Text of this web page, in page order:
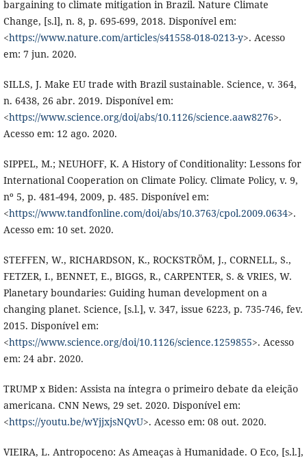
bargaining to climate mitigation in Brazil. Nature Climate
Change, [s.l], n. 8, p. 695-699, 2018. Disponível em:
<https://www.nature.com/articles/s41558-018-0213-y>. Acesso
em: 7 jun. 2020.
SILLS, J. Make EU trade with Brazil sustainable. Science, v. 364,
n. 6438, 26 abr. 2019. Disponível em:
<https://www.science.org/doi/abs/10.1126/science.aaw8276>.
Acesso em: 12 ago. 2020.
SIPPEL, M.; NEUHOFF, K. A History of Conditionality: Lessons for
International Cooperation on Climate Policy. Climate Policy, v. 9,
nº 5, p. 481-494, 2009, p. 485. Disponível em:
<https://www.tandfonline.com/doi/abs/10.3763/cpol.2009.0634>.
Acesso em: 10 set. 2020.
STEFFEN, W., RICHARDSON, K., ROCKSTRÖM, J., CORNELL, S.,
FETZER, I., BENNET, E., BIGGS, R., CARPENTER, S. & VRIES, W.
Planetary boundaries: Guiding human development on a
changing planet. Science, [s.l.], v. 347, issue 6223, p. 735-746, fev.
2015. Disponível em:
<https://www.science.org/doi/10.1126/science.1259855>. Acesso
em: 24 abr. 2020.
TRUMP x Biden: Assista na íntegra o primeiro debate da eleição
americana. CNN News, 29 set. 2020. Disponível em:
<https://youtu.be/wYjjxjsNQvU>. Acesso em: 08 out. 2020.
VIEIRA, L. Antropoceno: As Ameaças à Humanidade. O Eco, [s.l.],